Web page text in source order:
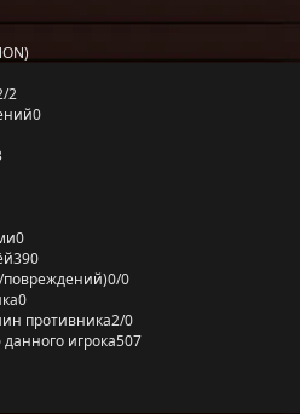
2
0
0
390
0/0
0
противника2/0
игрока507